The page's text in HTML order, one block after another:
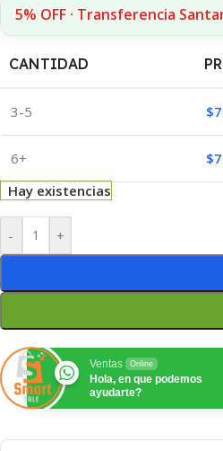
5% OFF · Transferencia
CANTIDAD
3-5 $
6+ $
Hay existencias
- +
Ventas Online
Hola, en que podemos
ayudarte?